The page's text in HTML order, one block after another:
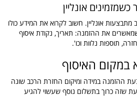
כשמזמינים אונליין
מתבצעות אונליין. חשוב לקרוא את המידע כולו
את ההזמנה: תאריך, נקודת איסוף
תוספות נלוות וכו'.
האיסוף
ההזמנה במידה ומיקום החזרת הרכב שונה
שזה כרוך בתשלום נוסף שעשוי להגיע